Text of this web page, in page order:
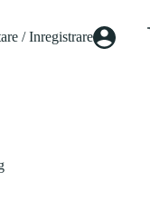
/ Inregistrare